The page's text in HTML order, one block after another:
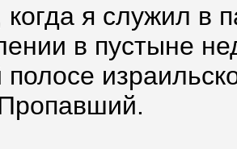
я служил в
в пустыне
полосе